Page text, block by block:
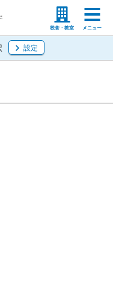
校舎・教室 メニュー
高等学校の先生
設定